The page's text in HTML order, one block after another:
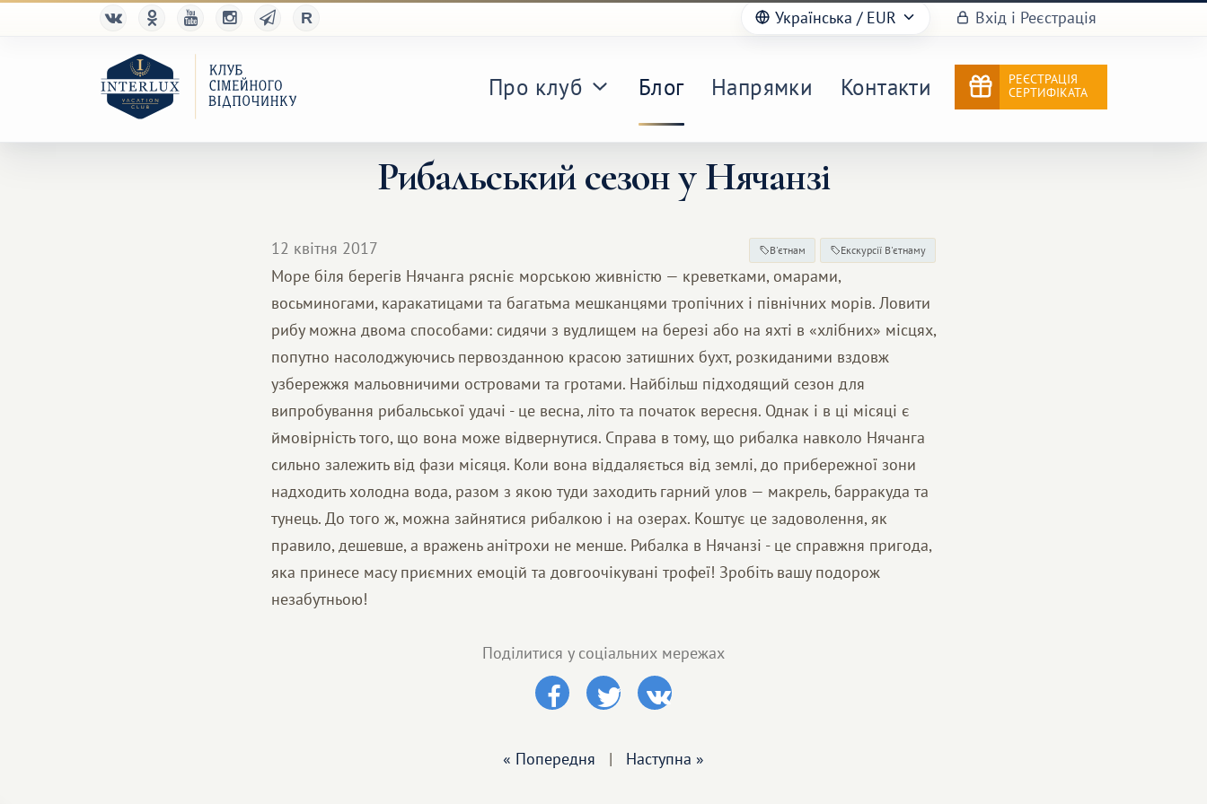
Українська / EUR Вхід і Реєстрація
Про клуб Блог Напрямки Контакти
РЕЄСТРАЦІЯ
СЕРТИФІКАТА
Рибальський сезон у Нячанзі
12 квітня 2017 В'єтнам Екскурсії В'єтнаму
Море біля берегів Нячанга рясніє морською живністю — креветками, омарами,
восьминогами, каракатицами та багатьма мешканцями тропічних і північних морів. Ловити
рибу можна двома способами: сидячи з вудлищем на березі або на яхті в «хлібних» місцях,
попутно насолоджуючись первозданною красою затишних бухт, розкиданими вздовж
узбережжя мальовничими островами та гротами. Найбільш підходящий сезон для
випробування рибальської удачі - це весна, літо та початок вересня. Однак і в ці місяці є
ймовірність того, що вона може відвернутися. Справа в тому, що рибалка навколо Нячанга
сильно залежить від фази місяця. Коли вона віддаляється від землі, до прибережної зони
надходить холодна вода, разом з якою туди заходить гарний улов — макрель, барракуда та
тунець. До того ж, можна зайнятися рибалкою і на озерах. Коштує це задоволення, як
правило, дешевше, а вражень анітрохи не менше. Рибалка в Нячанзі - це справжня пригода,
яка принесе масу приємних емоцій та довгоочікувані трофеї! Зробіть вашу подорож
незабутньою!
Поділитися у соціальних мережах
« Попередня | Наступна »